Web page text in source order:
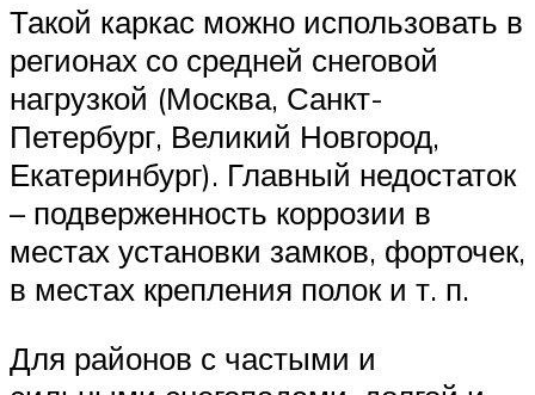
Такой каркас можно использовать в
регионах со средней снеговой
нагрузкой (Москва, Санкт-
Петербург, Великий Новгород,
Екатеринбург). Главный недостаток
– подверженность коррозии в
местах установки замков, форточек,
в местах крепления полок и т. п.
Для районов с частыми и